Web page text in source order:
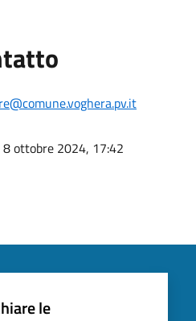
8 ottobre 2024, 17:42
le